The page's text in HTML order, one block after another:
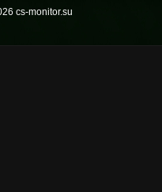
cs-monitor.su